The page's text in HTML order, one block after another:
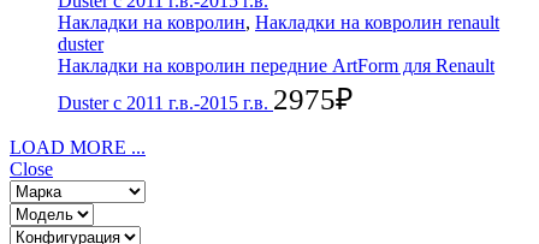
Накладки на ковролин, Накладки на ковролин renault
duster
Накладки на ковролин передние ArtForm для Renault
Duster с 2011 г.в.-2015 г.в. 2975₽
LOAD MORE ...
Close